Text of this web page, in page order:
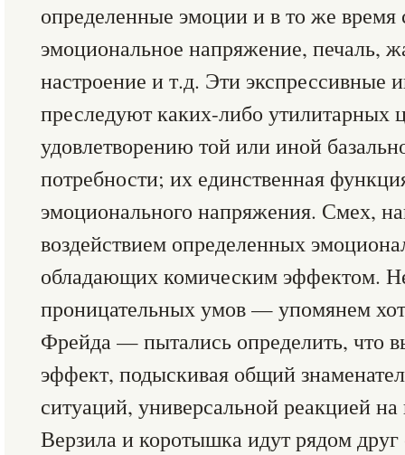
определенные эмоции и в то же
эмоциональное напряжение, печаль,
настроение и т.д. Эти экспрессивные
преследуют каких-либо утилитарных
удовлетворению той или иной
потребности; их единственная
эмоционального напряжения. Смех,
воздействием определенных
обладающих комическим эффектом.
проницательных умов — упомянем
Фрейда — пытались определить, что
эффект, подыскивая общий
ситуаций, универсальной реакцией
Верзила и коротышка идут рядом